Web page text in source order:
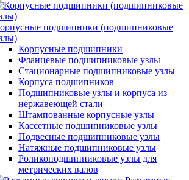
подшипники (подшипниковые
Корпусные подшипники
Фланцевые подшипниковые узлы
Стационарные подшипниковые узлы
Корпуса подшипников
Подшипниковые узлы и корпуса из
нержавеющей стали
Штампованные корпусные узлы
Кассетные подшипниковые узлы
Подвесные подшипниковые узлы
Натяжные подшипниковые узлы
Роликоподшипниковые узлы для
метрических валов